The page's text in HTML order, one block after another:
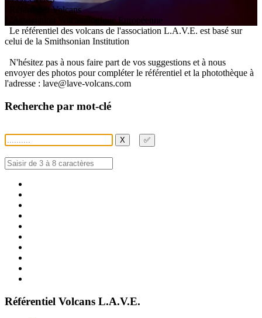
/ Référentiel Volcans
ssociation V olcanologiqueEuropéenne
Le référentiel des volcans de l'association L.A.V.E. est basé sur
celui de la Smithsonian Institution
N'hésitez pas à nous faire part de vos suggestions et à nous
envoyer des photos pour compléter le référentiel et la photothèque à
l'adresse : lave@lave-volcans.com
Recherche par mot-clé
X ✅
Référentiel Volcans L.A.V.E.